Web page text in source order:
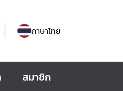
ภาษาไทย
สมาชิก